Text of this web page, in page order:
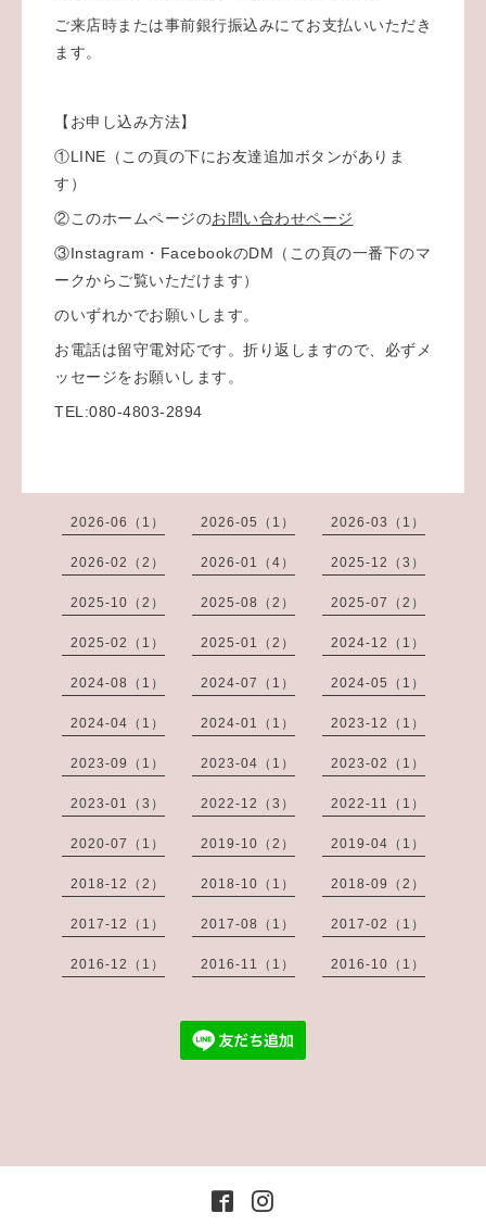
ご来店時または事前銀行振込みにてお支払いいただき
ます。
【お申し込み方法】
①LINE（この頁の下にお友達追加ボタンがありま
す）
②このホームページのお問い合わせページ
③Instagram・FacebookのDM（この頁の一番下のマ
ークからご覧いただけます）
のいずれかでお願いします。
お電話は留守電対応です。折り返しますので、必ずメ
ッセージをお願いします。
TEL:080-4803-2894
2026-06（1） 2026-05（1） 2026-03（1）
2026-02（2） 2026-01（4） 2025-12（3）
2025-10（2） 2025-08（2） 2025-07（2）
2025-02（1） 2025-01（2） 2024-12（1）
2024-08（1） 2024-07（1） 2024-05（1）
2024-04（1） 2024-01（1） 2023-12（1）
2023-09（1） 2023-04（1） 2023-02（1）
2023-01（3） 2022-12（3） 2022-11（1）
2020-07（1） 2019-10（2） 2019-04（1）
2018-12（2） 2018-10（1） 2018-09（2）
2017-12（1） 2017-08（1） 2017-02（1）
2016-12（1） 2016-11（1） 2016-10（1）